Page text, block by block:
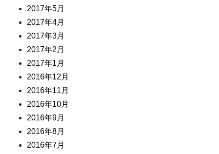
2017年5月
2017年4月
2017年3月
2017年2月
2017年1月
2016年12月
2016年11月
2016年10月
2016年9月
2016年8月
2016年7月